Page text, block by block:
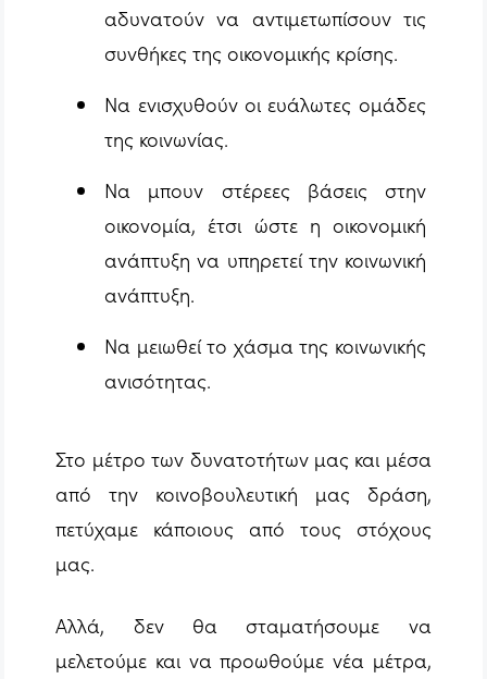
αδυνατούν να αντιμετωπίσουν τις
συνθήκες της οικονομικής κρίσης.
Να ενισχυθούν οι ευάλωτες ομάδες
της κοινωνίας.
Να μπουν στέρεες βάσεις στην
οικονομία, έτσι ώστε η οικονομική
ανάπτυξη να υπηρετεί την κοινωνική
ανάπτυξη.
Να μειωθεί το χάσμα της κοινωνικής
ανισότητας.
Στο μέτρο των δυνατοτήτων μας και μέσα
από την κοινοβουλευτική μας δράση,
πετύχαμε κάποιους από τους στόχους
μας.
Αλλά, δεν θα σταματήσουμε να
μελετούμε και να προωθούμε νέα μέτρα,